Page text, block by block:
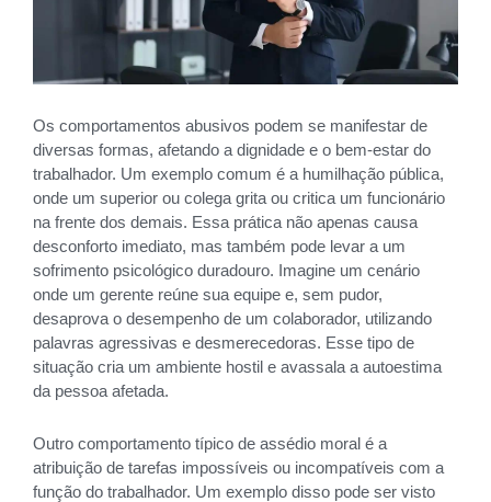
Os comportamentos abusivos podem se manifestar de
diversas formas, afetando a dignidade e o bem-estar do
trabalhador. Um exemplo comum é a humilhação pública,
onde um superior ou colega grita ou critica um funcionário
na frente dos demais. Essa prática não apenas causa
desconforto imediato, mas também pode levar a um
sofrimento psicológico duradouro. Imagine um cenário
onde um gerente reúne sua equipe e, sem pudor,
desaprova o desempenho de um colaborador, utilizando
palavras agressivas e desmerecedoras. Esse tipo de
situação cria um ambiente hostil e avassala a autoestima
da pessoa afetada.
Outro comportamento típico de assédio moral é a
atribuição de tarefas impossíveis ou incompatíveis com a
função do trabalhador. Um exemplo disso pode ser visto